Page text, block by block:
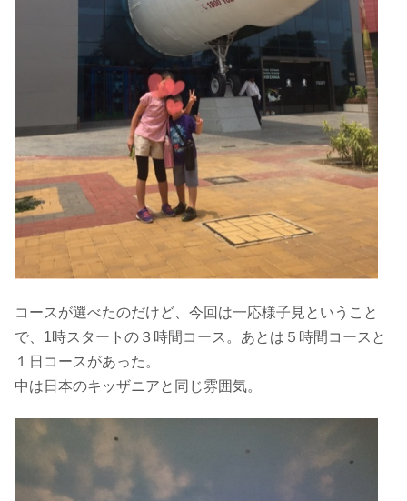
コースが選べたのだけど、今回は一応様子見ということ
で、1時スタートの３時間コース。あとは５時間コースと
１日コースがあった。
中は日本のキッザニアと同じ雰囲気。